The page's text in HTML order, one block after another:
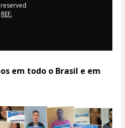
REF.
em todo o Brasil e em